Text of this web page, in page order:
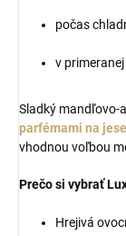
počas
v
Sladký mandľovo-
parfémami na
vhodnou voľbou
Prečo si vybrať
Hrejivá